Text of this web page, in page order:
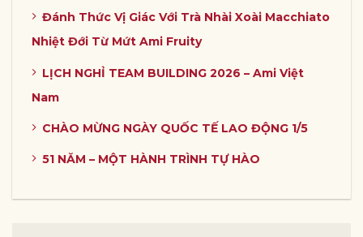
Đánh Thức Vị Giác Với Trà Nhài Xoài Macchiato
Nhiệt Đới Từ Mứt Ami Fruity
LỊCH NGHỈ TEAM BUILDING 2026 – Ami Việt
Nam
CHÀO MỪNG NGÀY QUỐC TẾ LAO ĐỘNG 1/5
51 NĂM – MỘT HÀNH TRÌNH TỰ HÀO